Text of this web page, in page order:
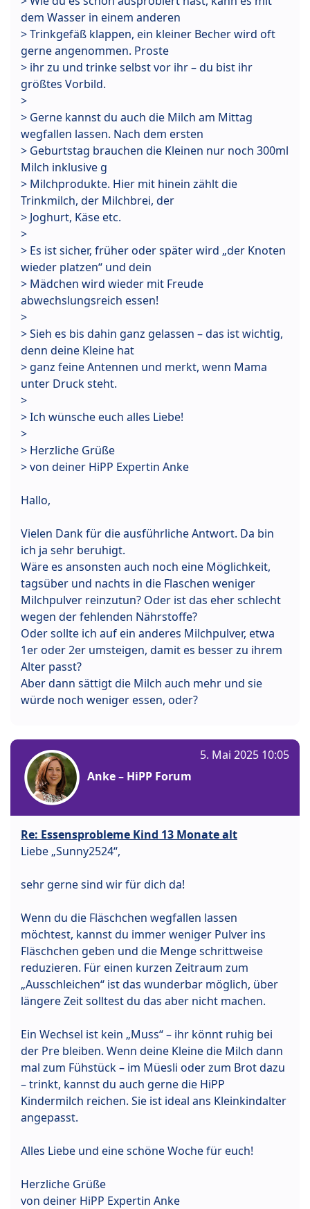
dem Wasser in einem anderen
> Trinkgefäß klappen, ein kleiner Becher wird oft
gerne angenommen. Proste
> ihr zu und trinke selbst vor ihr – du bist ihr
größtes Vorbild.
>
> Gerne kannst du auch die Milch am Mittag
wegfallen lassen. Nach dem ersten
> Geburtstag brauchen die Kleinen nur noch 300ml
Milch inklusive g
> Milchprodukte. Hier mit hinein zählt die
Trinkmilch, der Milchbrei, der
> Joghurt, Käse etc.
>
> Es ist sicher, früher oder später wird „der Knoten
wieder platzen“ und dein
> Mädchen wird wieder mit Freude
abwechslungsreich essen!
>
> Sieh es bis dahin ganz gelassen – das ist wichtig,
denn deine Kleine hat
> ganz feine Antennen und merkt, wenn Mama
unter Druck steht.
>
> Ich wünsche euch alles Liebe!
>
> Herzliche Grüße
> von deiner HiPP Expertin Anke
Hallo,
Vielen Dank für die ausführliche Antwort. Da bin
ich ja sehr beruhigt.
Wäre es ansonsten auch noch eine Möglichkeit,
tagsüber und nachts in die Flaschen weniger
Milchpulver reinzutun? Oder ist das eher schlecht
wegen der fehlenden Nährstoffe?
Oder sollte ich auf ein anderes Milchpulver, etwa
1er oder 2er umsteigen, damit es besser zu ihrem
Alter passt?
Aber dann sättigt die Milch auch mehr und sie
würde noch weniger essen, oder?
Anke – HiPP Forum
5. Mai 2025 10:05
Re: Essensprobleme Kind 13 Monate alt
Liebe „Sunny2524“,
sehr gerne sind wir für dich da!
Wenn du die Fläschchen wegfallen lassen
möchtest, kannst du immer weniger Pulver ins
Fläschchen geben und die Menge schrittweise
reduzieren. Für einen kurzen Zeitraum zum
„Ausschleichen“ ist das wunderbar möglich, über
längere Zeit solltest du das aber nicht machen.
Ein Wechsel ist kein „Muss“ – ihr könnt ruhig bei
der Pre bleiben. Wenn deine Kleine die Milch dann
mal zum Fühstück – im Müesli oder zum Brot dazu
– trinkt, kannst du auch gerne die HiPP
Kindermilch reichen. Sie ist ideal ans Kleinkindalter
angepasst.
Alles Liebe und eine schöne Woche für euch!
Herzliche Grüße
von deiner HiPP Expertin Anke